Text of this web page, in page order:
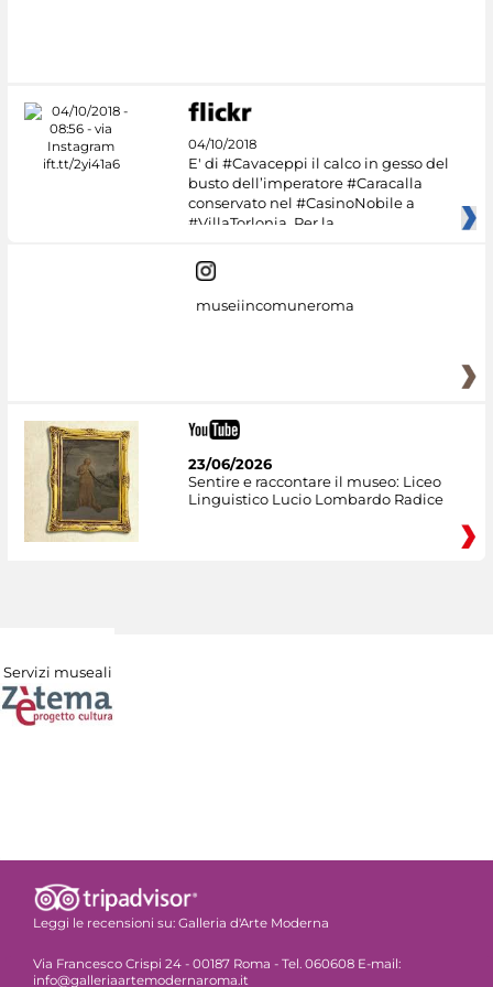
04/10/2018
E' di #Cavaceppi il calco in gesso del
busto dell’imperatore #Caracalla
conservato nel #CasinoNobile a
#VillaTorlonia. Per la
museiincomuneroma
23/06/2026
Sentire e raccontare il museo: Liceo
Linguistico Lucio Lombardo Radice
Servizi museali
Leggi le recensioni su: Galleria d'Arte Moderna
Via Francesco Crispi 24 - 00187 Roma - Tel. 060608 E-mail:
info@galleriaartemodernaroma.it